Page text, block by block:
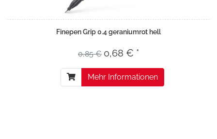
Finepen Grip 0.4 geraniumrot hell
0,85 € 0,68 € *
Mehr Informationen